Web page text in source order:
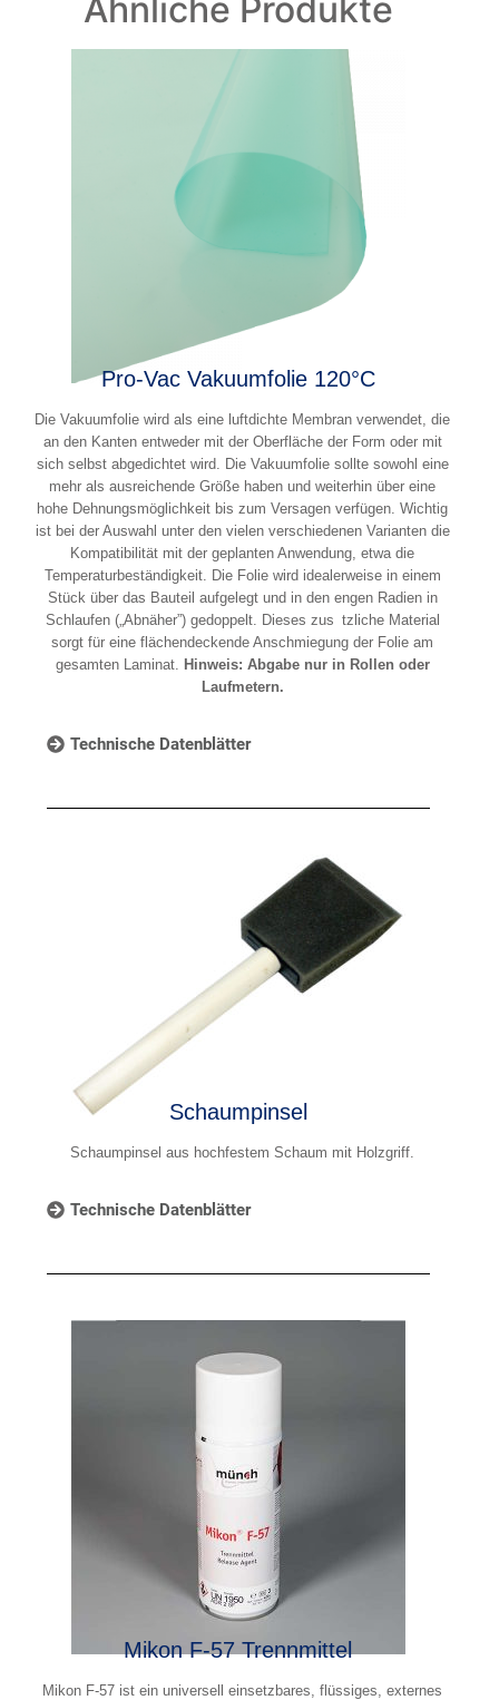
Ähnliche Produkte
Pro-Vac Vakuumfolie 120°C
Die Vakuumfolie wird als eine luftdichte Membran verwendet, die
an den Kanten entweder mit der Oberfläche der Form oder mit
sich selbst abgedichtet wird. Die Vakuumfolie sollte sowohl eine
mehr als ausreichende Größe haben und weiterhin über eine
hohe Dehnungsmöglichkeit bis zum Versagen verfügen. Wichtig
ist bei der Auswahl unter den vielen verschiedenen Varianten die
Kompatibilität mit der geplanten Anwendung, etwa die
Temperaturbeständigkeit. Die Folie wird idealerweise in einem
Stück über das Bauteil aufgelegt und in den engen Radien in
Schlaufen („Abnäher”) gedoppelt. Dieses zus tzliche Material
sorgt für eine flächendeckende Anschmiegung der Folie am
gesamten Laminat.
Hinweis: Abgabe nur in Rollen oder
Laufmetern.
Technische Datenblätter
Schaumpinsel
Schaumpinsel aus hochfestem Schaum mit Holzgriff.
Technische Datenblätter
Mikon F-57 Trennmittel
Mikon F-57 ist ein universell einsetzbares, flüssiges, externes